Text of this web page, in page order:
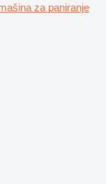
za paniranje